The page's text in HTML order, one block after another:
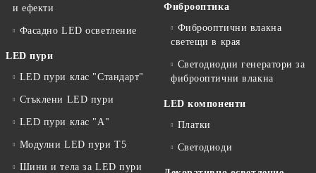
и ефекти
Фасадно LED осветление
LED пури
LED пури клас "Стандарт"
Стъклени LED пури
LED пури клас "А"
Модулни LED пури T5
Шини и тела за LED пури
Фиброоптика
Фиброоптични влакна
светещи в края
Светодиодни генератори за
фиброоптични влакна
LED компоненти
Платки
Светодиоди